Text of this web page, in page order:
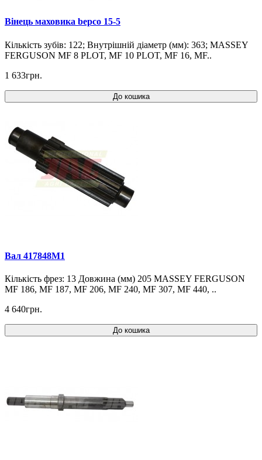
Вінець маховика bepco 15-5
Кількість зубів: 122; Внутрішній діаметр (мм): 363; MASSEY
FERGUSON MF 8 PLOT, MF 10 PLOT, MF 16, MF..
1 633грн.
До кошика
Вал 417848M1
Кількість фрез: 13 Довжина (мм) 205 MASSEY FERGUSON
MF 186, MF 187, MF 206, MF 240, MF 307, MF 440, ..
4 640грн.
До кошика